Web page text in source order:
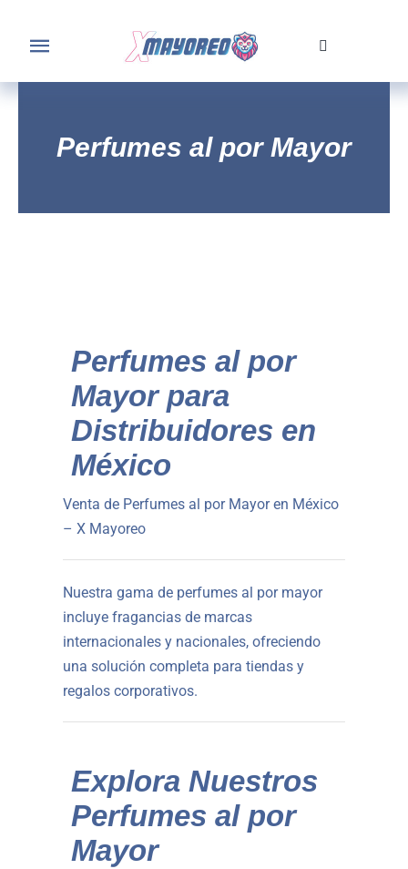
Toggle
Navigation
TiendaPerfumes al por Mayor
Perfumes al por
Mayor para
Distribuidores en
México
Venta de Perfumes al por Mayor en México
– X Mayoreo
Nuestra gama de perfumes al por mayor
incluye fragancias de marcas
internacionales y nacionales, ofreciendo
una solución completa para tiendas y
regalos corporativos.
Explora Nuestros
Perfumes al por
Mayor